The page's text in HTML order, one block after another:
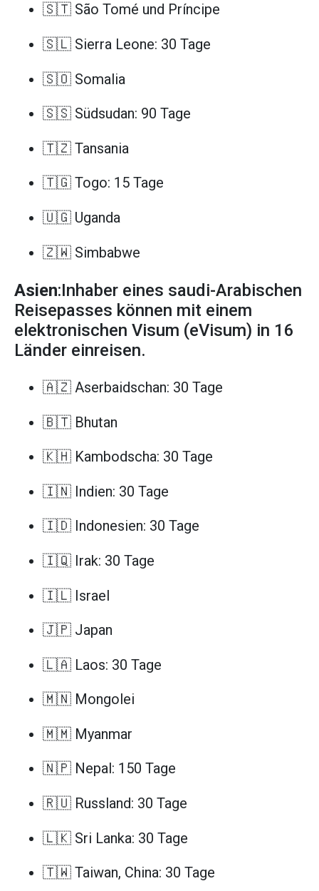
🇸🇹 São Tomé und Príncipe
🇸🇱 Sierra Leone: 30 Tage
🇸🇴 Somalia
🇸🇸 Südsudan: 90 Tage
🇹🇿 Tansania
🇹🇬 Togo: 15 Tage
🇺🇬 Uganda
🇿🇼 Simbabwe
Asien:Inhaber eines saudi-Arabischen
Reisepasses können mit einem
elektronischen Visum (eVisum) in 16
Länder einreisen.
🇦🇿 Aserbaidschan: 30 Tage
🇧🇹 Bhutan
🇰🇭 Kambodscha: 30 Tage
🇮🇳 Indien: 30 Tage
🇮🇩 Indonesien: 30 Tage
🇮🇶 Irak: 30 Tage
🇮🇱 Israel
🇯🇵 Japan
🇱🇦 Laos: 30 Tage
🇲🇳 Mongolei
🇲🇲 Myanmar
🇳🇵 Nepal: 150 Tage
🇷🇺 Russland: 30 Tage
🇱🇰 Sri Lanka: 30 Tage
🇹🇼 Taiwan, China: 30 Tage